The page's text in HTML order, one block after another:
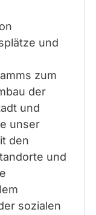
und
zum
der
und
unser
den
und
sozialen